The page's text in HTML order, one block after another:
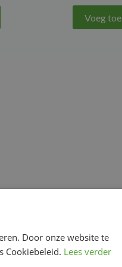
Voeg toe
Door onze website te
Cookiebeleid. Lees verder